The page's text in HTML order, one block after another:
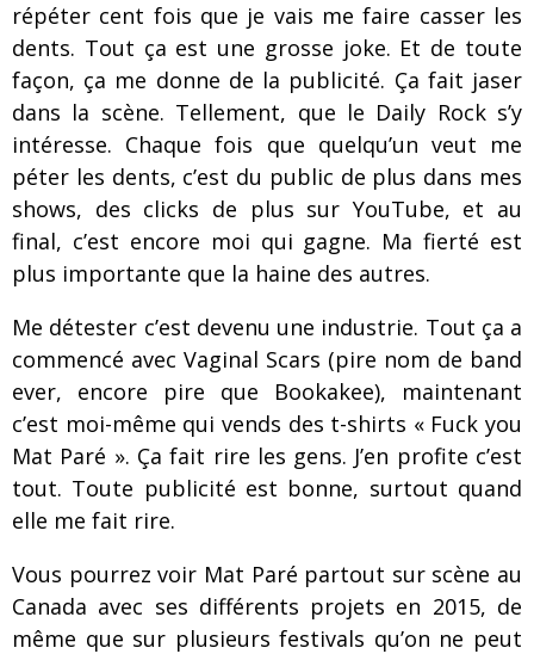
répéter cent fois que je vais me faire casser les
dents. Tout ça est une grosse joke. Et de toute
façon, ça me donne de la publicité. Ça fait jaser
dans la scène. Tellement, que le Daily Rock s’y
intéresse. Chaque fois que quelqu’un veut me
péter les dents, c’est du public de plus dans mes
shows, des clicks de plus sur YouTube, et au
final, c’est encore moi qui gagne. Ma fierté est
plus importante que la haine des autres.
Me détester c’est devenu une industrie. Tout ça a
commencé avec Vaginal Scars (pire nom de band
ever, encore pire que Bookakee), maintenant
c’est moi-même qui vends des t-shirts « Fuck you
Mat Paré ». Ça fait rire les gens. J’en profite c’est
tout. Toute publicité est bonne, surtout quand
elle me fait rire.
Vous pourrez voir Mat Paré partout sur scène au
Canada avec ses différents projets en 2015, de
même que sur plusieurs festivals qu’on ne peut